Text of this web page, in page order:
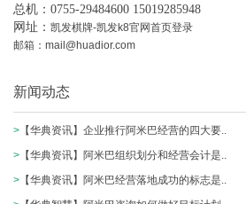
总机：0755-29484600 15019285948
网址： 凯发棋牌-凯发k8官网首页登录
邮箱： mail@huadior.com
新闻动态
> 【华典资讯】企业推行阿米巴经营的四大要..
> 【华典资讯】阿米巴组织划分和经营会计是..
> 【华典资讯】阿米巴经营落地成功的标志是..